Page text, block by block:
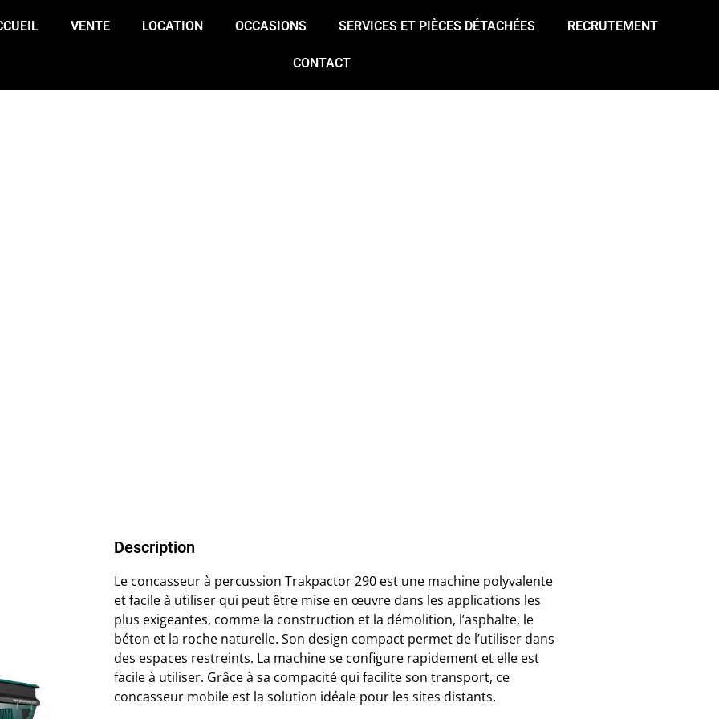
VENTE LOCATION OCCASIONS SERVICES ET PIÈCES DÉTACHÉES RECRUTEMENT
CONTACT
Description
Le concasseur à percussion Trakpactor 290 est une machine polyvalente
et facile à utiliser qui peut être mise en œuvre dans les applications les
plus exigeantes, comme la construction et la démolition, l’asphalte, le
béton et la roche naturelle. Son design compact permet de l’utiliser dans
des espaces restreints. La machine se configure rapidement et elle est
facile à utiliser. Grâce à sa compacité qui facilite son transport, ce
concasseur mobile est la solution idéale pour les sites distants.